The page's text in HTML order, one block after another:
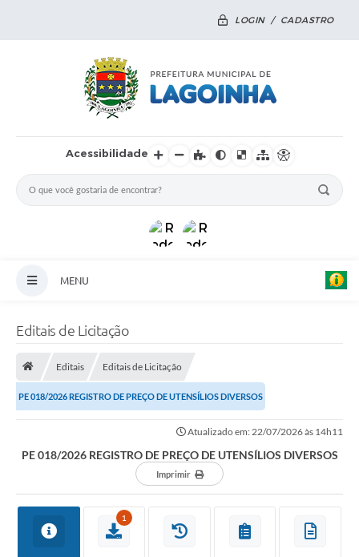
LOGIN / CADASTRO
Acessibilidade
MENU
Secretarias
Contato
Formulário elaboração LDO
Editais de Licitação
Editais Editais de Licitação
PE 018/2026 REGISTRO DE PREÇO DE UTENSÍLIOS DIVERSOS
Atualizado em: 22/07/2026 às 14h11
PE 018/2026 REGISTRO DE PREÇO DE UTENSÍLIOS DIVERSOS
Imprimir
1